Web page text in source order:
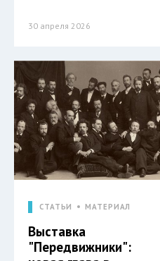
30 апреля 2026
СТАТЬИ МАТЕРИАЛ
Выставка
"Передвижники":